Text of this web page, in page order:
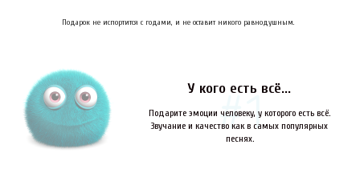
Подарок не испортится с годами, и не оставит никого равнодушным.
У кого есть всё...
Подарите эмоции человеку, у которого есть всё.
Звучание и качество как в самых популярных
песнях.